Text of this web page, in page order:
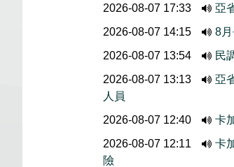
2026-08-07 17:33
亞
2026-08-07 14:15
8
2026-08-07 13:54
民
2026-08-07 13:13
亞
人員
2026-08-07 12:40
卡
2026-08-07 12:11
卡
險